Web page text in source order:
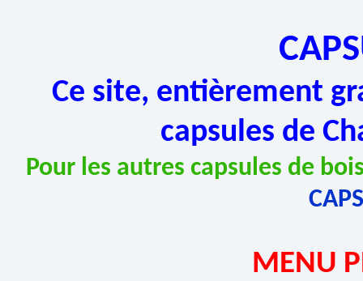
Ce site, entièrement
capsules de
Pour les autres capsules de
MENU